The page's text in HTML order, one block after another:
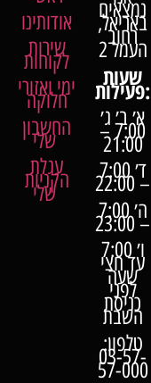
אודותינו
שירות
לקוחות
ימי ואזורי
חלוקה
החשבון
שלי
עגלת
הקניות
שלי
נמצאים
באריאל,
רחוב
העמל 2
שעותפעילות:
א׳ ב׳ ג׳
7:00 –
21:00
ד׳ 7:00
– 22:00
ה׳ 7:00
– 23:00
ו׳ 7:00
עד חצי
שעה
לפני
כניסת
השבת
טלפון:
03-57-
57-000